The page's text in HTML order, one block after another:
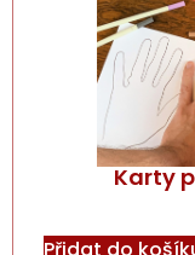
Karty
Přidat do